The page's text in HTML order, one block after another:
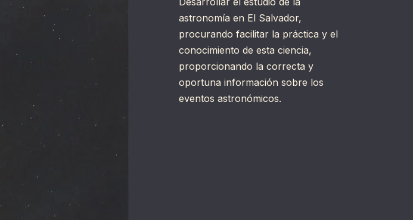
astronomía en El Salvador,
procurando facilitar la práctica y el
conocimiento de esta ciencia,
proporcionando la correcta y
oportuna información sobre los
eventos astronómicos.